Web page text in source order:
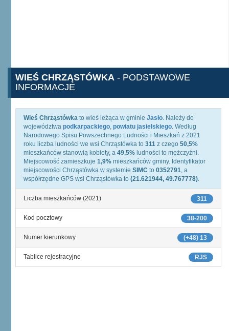
WIEŚ CHRZĄSTÓWKA - PODSTAWOWE
INFORMACJE
Wieś Chrząstówka to wieś leżąca w gminie Jasło. Należy do
województwa podkarpackiego, powiatu jasielskiego. Według
Narodowego Spisu Powszechnego Ludności i Mieszkań z 2021
roku liczba ludności we wsi Chrząstówka to 311 z czego 50,5%
mieszkańców stanowią kobiety, a 49,5% ludności to mężczyźni.
Miejscowość zamieszkuje 1,9% mieszkańców gminy. Identyfikator
miejscowości Chrząstówka w systemie SIMC to 0352791, a
współrzędne GPS wsi Chrząstówka to (21.621944, 49.767778).
311
Liczba mieszkańców (2021)
38-200
Kod pocztowy
(+48) 13
Numer kierunkowy
RJS
Tablice rejestracyjne